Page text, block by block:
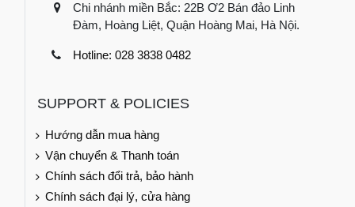
Chi nhánh miền Bắc: 22B Ơ2 Bán đảo Linh
Đàm, Hoàng Liệt, Quận Hoàng Mai, Hà Nội.
Hotline: 028 3838 0482
SUPPORT & POLICIES
Hướng dẫn mua hàng
Vận chuyển & Thanh toán
Chính sách đổi trả, bảo hành
Chính sách đại lý, cửa hàng